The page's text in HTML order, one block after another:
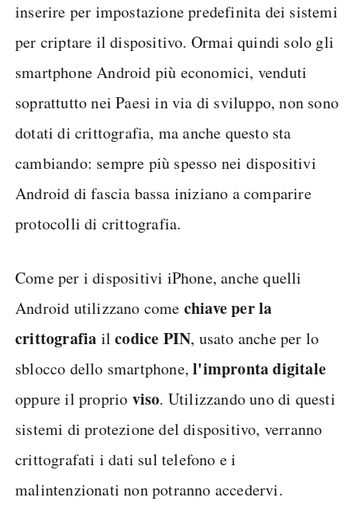
inserire per impostazione predefinita dei sistemi
per criptare il dispositivo. Ormai quindi solo gli
smartphone Android più economici, venduti
soprattutto nei Paesi in via di sviluppo, non sono
dotati di crittografia, ma anche questo sta
cambiando: sempre più spesso nei dispositivi
Android di fascia bassa iniziano a comparire
protocolli di crittografia.
Come per i dispositivi iPhone, anche quelli
Android utilizzano come chiave per la
crittografia ilcodice PIN, usato anche per lo
sblocco dello smartphone,l'impronta digitale
oppure il proprio viso. Utilizzando uno di questi
sistemi di protezione del dispositivo, verranno
crittografati i dati sul telefono e i
malintenzionati non potranno accedervi.